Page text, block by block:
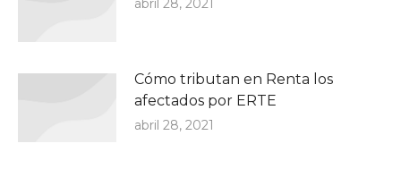
Cómo tributan en Renta los
afectados por ERTE
abril 28, 2021